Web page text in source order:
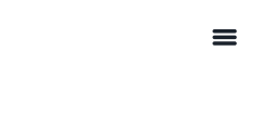
menu